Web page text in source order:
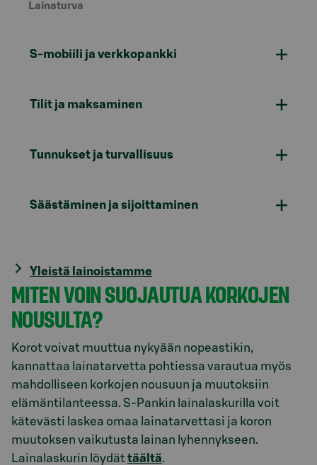
Lainaturva
S-mobiili ja verkkopankki
Tilit ja maksaminen
Tunnukset ja turvallisuus
Säästäminen ja sijoittaminen
Yleistä lainoistamme
MITEN VOIN SUOJAUTUA KORKOJEN
NOUSULTA?
Korot voivat muuttua nykyään nopeastikin,
kannattaa lainatarvetta pohtiessa varautua myös
mahdolliseen korkojen nousuun ja muutoksiin
elämäntilanteessa. S-Pankin lainalaskurilla voit
kätevästi laskea omaa lainatarvettasi ja koron
muutoksen vaikutusta lainan lyhennykseen.
Lainalaskurin löydät täältä.